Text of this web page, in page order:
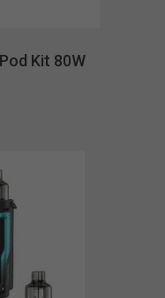
Kit 80W